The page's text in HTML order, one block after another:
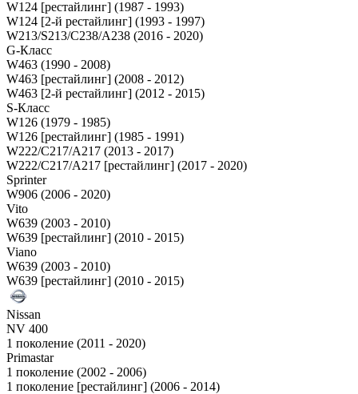
W124 [рестайлинг] (1987 - 1993)
W124 [2-й рестайлинг] (1993 - 1997)
W213/S213/C238/A238 (2016 - 2020)
G-Класс
W463 (1990 - 2008)
W463 [рестайлинг] (2008 - 2012)
W463 [2-й рестайлинг] (2012 - 2015)
S-Класс
W126 (1979 - 1985)
W126 [рестайлинг] (1985 - 1991)
W222/C217/A217 (2013 - 2017)
W222/C217/A217 [рестайлинг] (2017 - 2020)
Sprinter
W906 (2006 - 2020)
Vito
W639 (2003 - 2010)
W639 [рестайлинг] (2010 - 2015)
Viano
W639 (2003 - 2010)
W639 [рестайлинг] (2010 - 2015)
Nissan
NV 400
1 поколение (2011 - 2020)
Primastar
1 поколение (2002 - 2006)
1 поколение [рестайлинг] (2006 - 2014)